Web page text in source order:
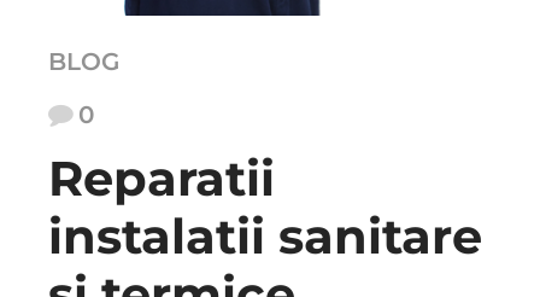
BLOG
0
Reparatii
instalatii sanitare